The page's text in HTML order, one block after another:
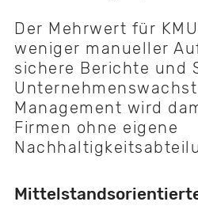
Der Mehrwert für
weniger manueller
sichere Berichte und
Management wird
Firmen ohne eigene